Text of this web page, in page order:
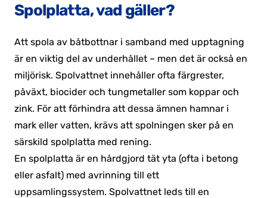
Spolplatta, vad gäller?
Att spola av båtbottnar i samband med upptagning
är en viktig del av underhållet – men det är också en
miljörisk. Spolvattnet innehåller ofta färgrester,
påväxt, biocider och tungmetaller som koppar och
zink. För att förhindra att dessa ämnen hamnar i
mark eller vatten, krävs att spolningen sker på en
särskild spolplatta med rening.
En spolplatta är en hårdgjord tät yta (ofta i betong
eller asfalt) med avrinning till ett
uppsamlingssystem. Spolvattnet leds till en